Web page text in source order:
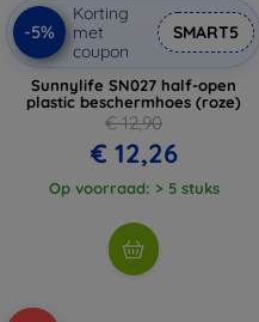
-5%
Korting
met
coupon
SMART5
Sunnylife SN027 half-open
plastic beschermhoes (roze)
€ 12,90
€ 12,26
Op voorraad: > 5 stuks